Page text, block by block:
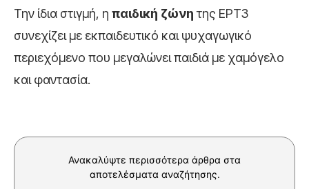
Την ίδια στιγμή, η παιδική ζώνητης ΕΡΤ3
συνεχίζει με εκπαιδευτικό και ψυχαγωγικό
περιεχόμενο που μεγαλώνει παιδιά με χαμόγελο
και φαντασία.
Ανακαλύψτε περισσότερα άρθρα στα
αποτελέσματα αναζήτησης.